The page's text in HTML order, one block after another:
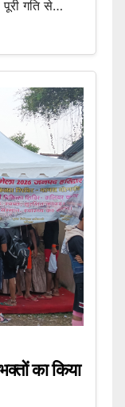
पूरी गति से…
का किया